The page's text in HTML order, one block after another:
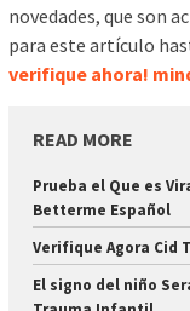
novedades, que son
para este artículo
verifique ahora!
READ MORE
Prueba el Que es
Betterme Español
Verifique Agora Cid
El signo del niño